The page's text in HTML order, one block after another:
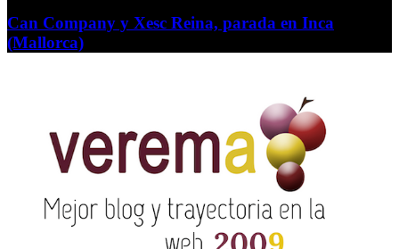
Can Company y Xesc Reina, parada en Inca
(Mallorca)